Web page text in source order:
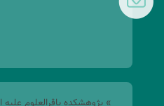
» پژوهشکده باقرالعلوم علیه